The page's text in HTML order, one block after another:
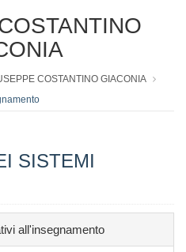
COSTANTINO GIACONIA
SISTEMI
all'insegnamento